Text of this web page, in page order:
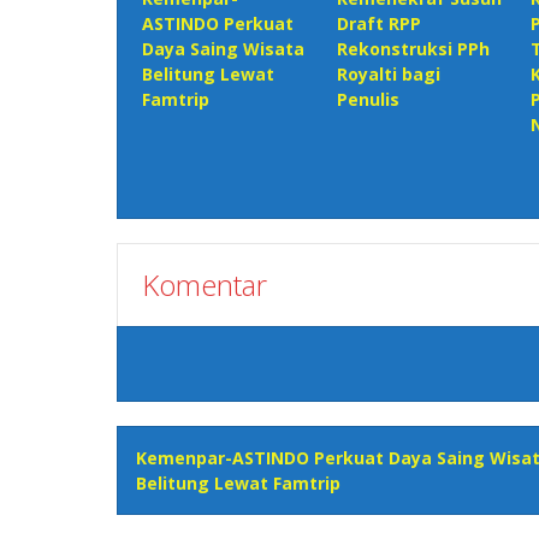
ASTINDO Perkuat
Daya Saing Wisata
Belitung Lewat
Famtrip
Draft RPP
Rekonstruksi PPh
Royalti bagi
Penulis
Komentar
Kemenpar-ASTINDO Perkuat Daya Saing
Belitung Lewat Famtrip